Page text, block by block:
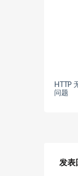
HTTP
问题
发表